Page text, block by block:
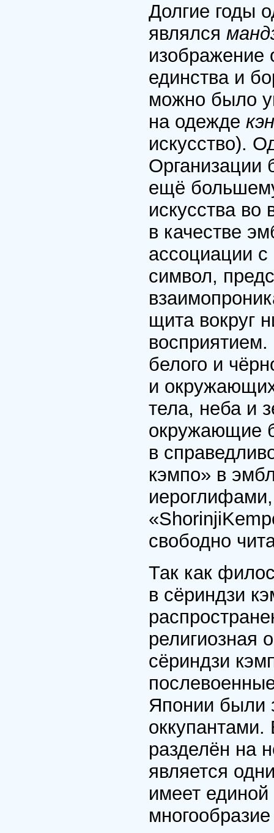
Долгие годы
являлся
изображение
единства и
можно было
на одежде
искусство).
Организации
ещё
искусства
в качестве
ассоциации
символ,
щита вокруг
белого и
и
тела, неба и
окружающие
в
кэмпо» в
свободно
Так как
в сёриндзи
религиозная
сёриндзи
Японии были
разделён на
является
имеет